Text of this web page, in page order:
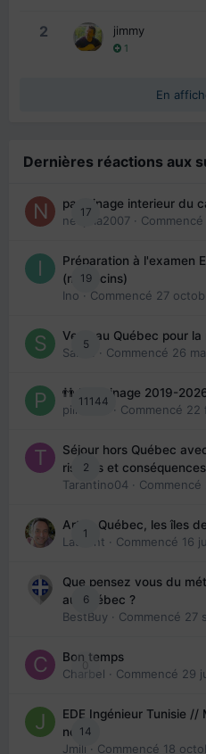
2 jimmy
1
En
Dernières réactions aux
17
parrainage interieur du
nedjma2007 · Commencé
19
Préparation à l'examen
(médecins)
Ino · Commencé 27
5
Venir au Québec pour la
Sab74
· Commencé 26
11144
👬 Parrainage 2019-
piinoush · Commencé 22
2
Séjour hors Québec
risques et
Tarantino04 · Commencé
1
Arte : Québec, les îles
Laurent · Commencé 16
6
Que pensez vous du
au Québec ?
BestBuy · Commencé 27
0
Bon temps
Charbel · Commencé 29
14
EDE Ingénieur Tunisie //
note
Jmili · Commencé 18